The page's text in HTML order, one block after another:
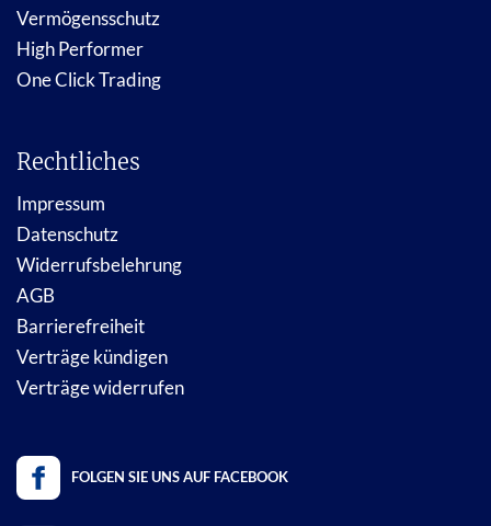
Vermögensschutz
High Performer
One Click Trading
Rechtliches
Impressum
Datenschutz
Widerrufsbelehrung
AGB
Barrierefreiheit
Verträge kündigen
Verträge widerrufen
FOLGEN SIE UNS AUF FACEBOOK